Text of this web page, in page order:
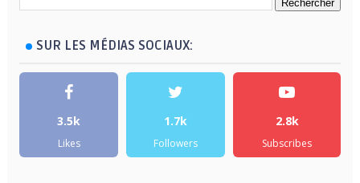
SUR LES MÉDIAS SOCIAUX:
3.5k
Likes
1.7k
Followers
2.8k
Subscribes